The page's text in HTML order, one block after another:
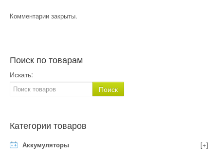
Комментарии закрыты.
Поиск по товарам
Искать:
Категории товаров
Аккумуляторы [+]